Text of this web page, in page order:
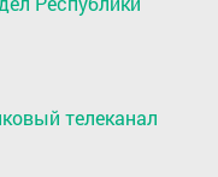
телеканал